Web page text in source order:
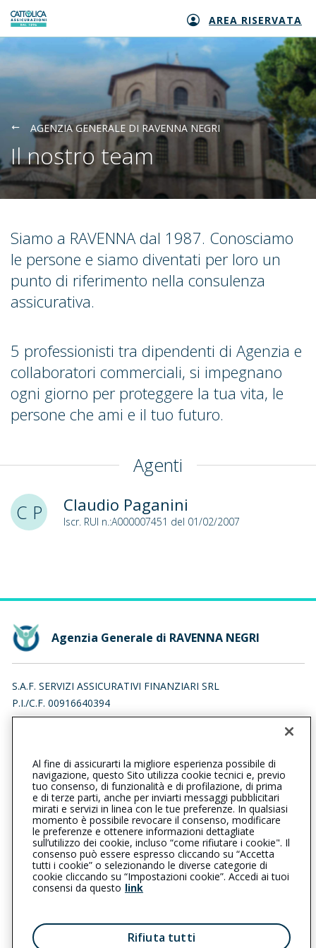
Generali logo AREA RISERVATA
AGENZIA GENERALE DI RAVENNA NEGRI
Il nostro team
Siamo a RAVENNA dal 1987. Conosciamo
le persone e siamo diventati per loro un
punto di riferimento nella consulenza
assicurativa.
5 professionisti tra dipendenti di Agenzia e
collaboratori commerciali, si impegnano
ogni giorno per proteggere la tua vita, le
persone che ami e il tuo futuro.
Agenti
C P
Claudio Paganini
Iscr. RUI n.:A000007451 del 01/02/2007
Agenzia Generale di RAVENNA NEGRI
S.A.F. SERVIZI ASSICURATIVI FINANZIARI SRL
P.I./C.F. 00916640394
VIA FRANCESCO NEGRI 20, 48121 RAVENNA (RA)
054433860 054436863
ravennanegri@cattolica.it
saf1@legalmail.it
L’intermediario è soggetto al controllo dell’IVASS. Consulta il
Registro RUI al seguentelink
Privacy | Cookie |
Il Gruppo Generali
Al fine di assicurarti la migliore esperienza possibile di
navigazione, questo Sito utilizza cookie tecnici e, previo
tuo consenso, di funzionalità e di profilazione, di prima
e di terze parti, anche per inviarti messaggi pubblicitari
mirati e servizi in linea con le tue preferenze. In qualsiasi
momento è possibile revocare il consenso, modificare
le preferenze e ottenere informazioni dettagliate
sull’utilizzo dei cookie, incluso “come rifiutare i cookie". Il
consenso può essere espresso cliccando su “Accetta
tutti i cookie” o selezionando le diverse categorie di
cookie cliccando su “Impostazioni cookie”. Accedi ai tuoi
consensi da questo link
Rifiuta tutti